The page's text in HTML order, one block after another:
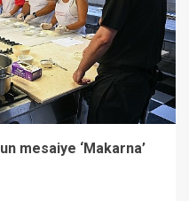
mesaiye ‘Makarna’